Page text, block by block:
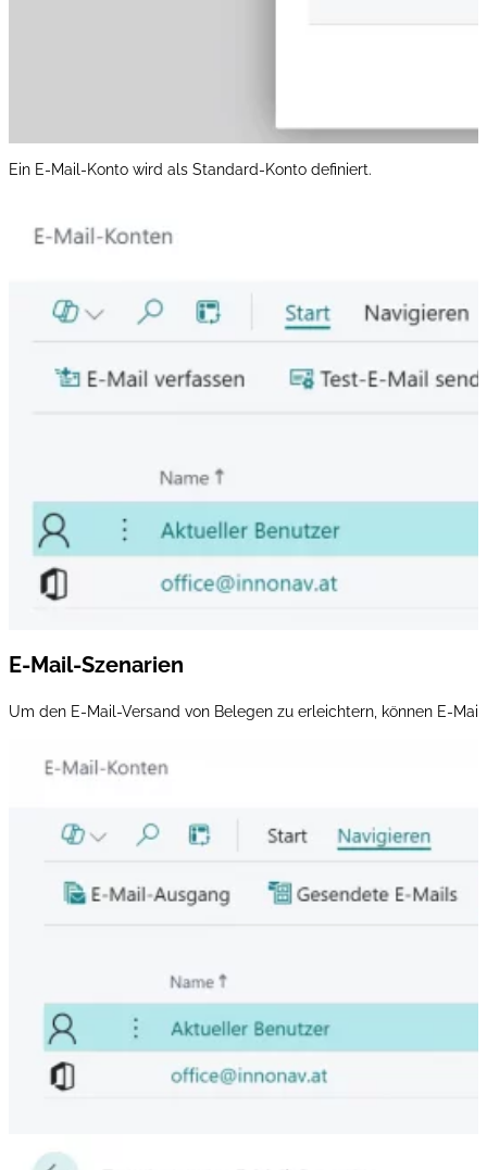
Ein E-Mail-Konto wird als Standard-Konto definiert.
E-Mail-Szenarien
Um den E-Mail-Versand von Belegen zu erleichtern, können E-